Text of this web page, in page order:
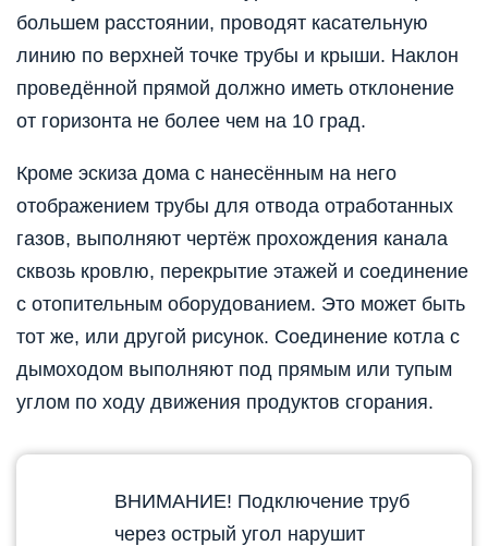
большем расстоянии, проводят касательную
линию по верхней точке трубы и крыши. Наклон
проведённой прямой должно иметь отклонение
от горизонта не более чем на 10 град.
Кроме эскиза дома с нанесённым на него
отображением трубы для отвода отработанных
газов, выполняют чертёж прохождения канала
сквозь кровлю, перекрытие этажей и соединение
с отопительным оборудованием. Это может быть
тот же, или другой рисунок. Соединение котла с
дымоходом выполняют под прямым или тупым
углом по ходу движения продуктов сгорания.
ВНИМАНИЕ! Подключение труб
через острый угол нарушит